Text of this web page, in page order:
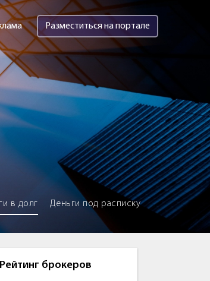
Разместиться на портале
в долг Деньги под расписку
Рейтинг брокеров